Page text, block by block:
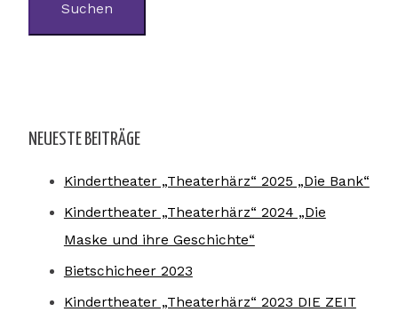
NEUESTE BEITRÄGE
Kindertheater „Theaterhärz“ 2025 „Die Bank“
Kindertheater „Theaterhärz“ 2024 „Die
Maske und ihre Geschichte“
Bietschicheer 2023
Kindertheater „Theaterhärz“ 2023 DIE ZEIT